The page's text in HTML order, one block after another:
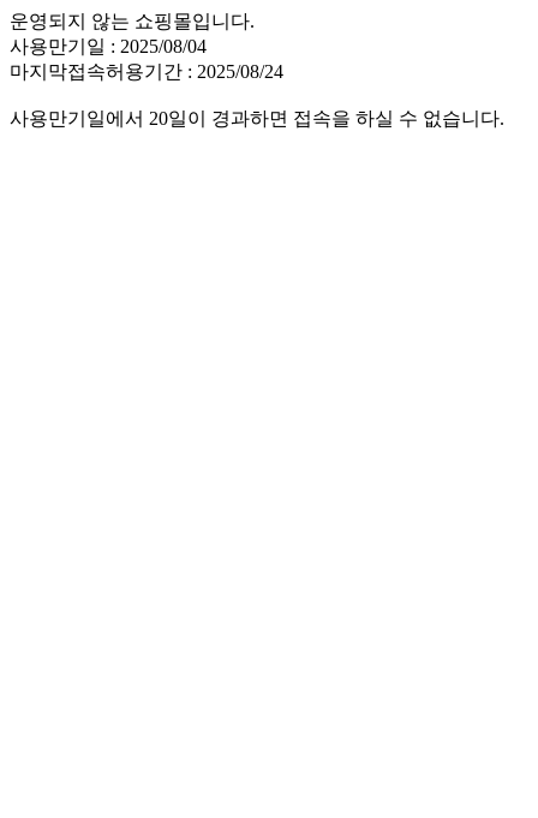
운영되지 않는 쇼핑몰입니다.
사용만기일 : 2025/08/04
마지막접속허용기간 : 2025/08/24
사용만기일에서 20일이 경과하면 접속을 하실 수 없습니다.